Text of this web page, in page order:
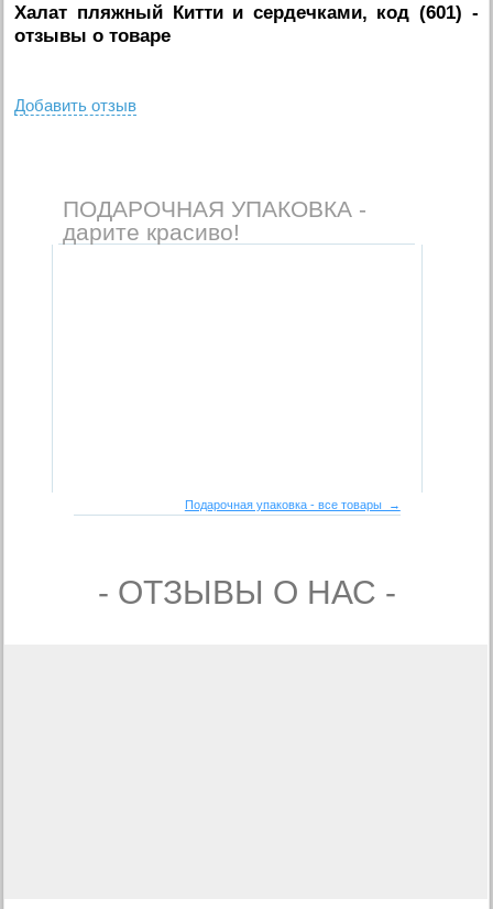
Халат пляжный Китти и сердечками, код (601) -
отзывы о товаре
Добавить отзыв
ПОДАРОЧНАЯ УПАКОВКА -
дарите красиво!
Подарочная упаковка - все товары →
- ОТЗЫВЫ О НАС -